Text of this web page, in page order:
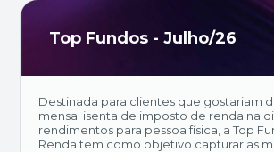
Top Fundos - Julho/26
Destinada para clientes que gostariam
mensal isenta de imposto de renda na
rendimentos para pessoa física, a Top
Renda tem como objetivo capturar as